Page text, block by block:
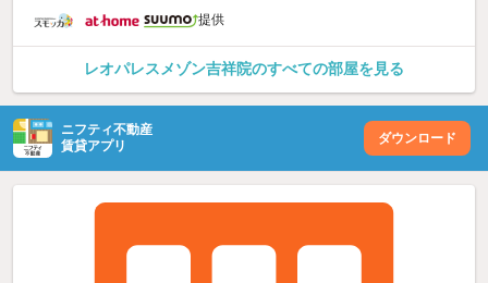
提供
レオパレスメゾン吉祥院のすべての部屋を見る
ニフティ不動産
賃貸アプリ
ダウンロード